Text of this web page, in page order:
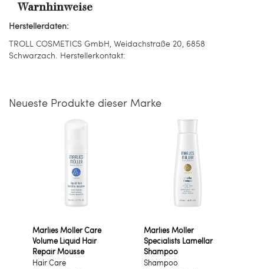
Warnhinweise
Herstellerdaten:
TROLL COSMETICS GmbH, Weidachstraße 20, 6858
Schwarzach. Herstellerkontakt:
Neueste Produkte dieser Marke
Marlies Möller Care
Volume Liquid Hair
Repair Mousse
Hair Care
Marlies Möller
Specialists Lamellar
Shampoo
Shampoo